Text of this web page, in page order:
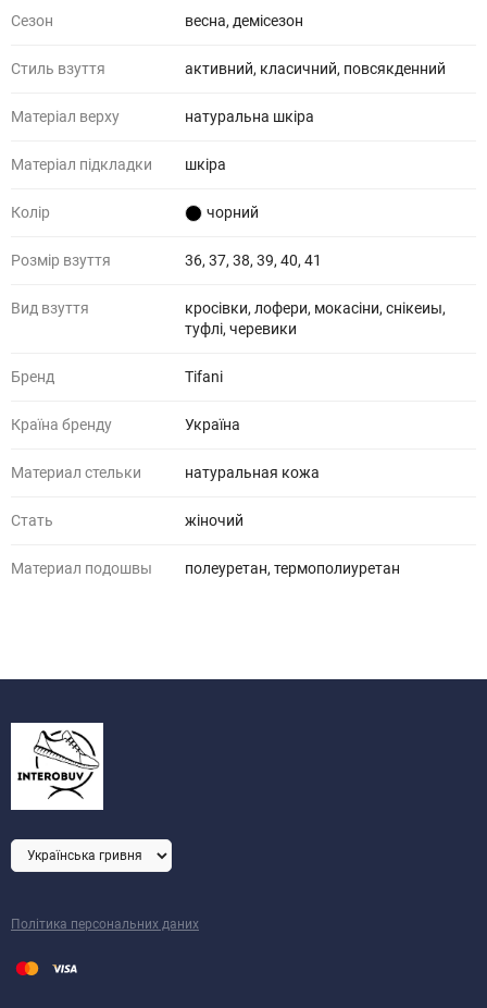
Сезон весна, демісезон
Стиль взуття активний, класичний, повсякденний
Матеріал верху натуральна шкіра
Матеріал підкладки шкіра
Колір чорний
Розмір взуття 36, 37, 38, 39, 40, 41
Вид взуття
кросівки, лофери, мокасіни, снікеиы,
туфлі, черевики
Бренд Tifani
Країна бренду Україна
Материал стельки натуральная кожа
Стать жіночий
Материал подошвы полеуретан, термополиуретан
Політика персональних даних